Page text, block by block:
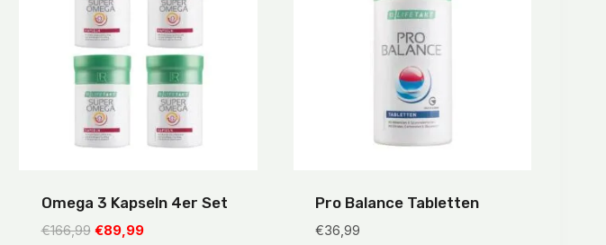
Omega 3 Kapseln 4er Set
€166,99 Ursprünglicher
€89,99Aktueller
Pro Balance Tabletten
€36,99